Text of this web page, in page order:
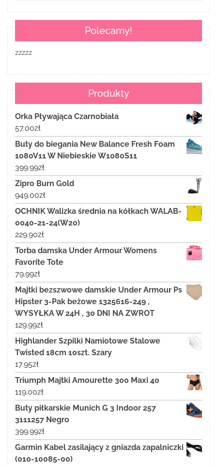
Polecamy!
zzzzz
Produkty
Orka Pływająca Czarnobiała
57.00zł
Buty do biegania New Balance Fresh Foam
1080V11 W Niebieskie W1080S11
399.99zł
Zipro Burn Gold
949.00zł
OCHNIK Walizka średnia na kółkach WALAB-
0040-21-24(W20)
229.90zł
Torba damska Under Armour Womens
Favorite Tote
79.99zł
Majtki bezszwowe damskie Under Armour Ps
Hipster 3-Pak beżowe 1325616-249 ,
WYSYŁKA W 24H , 30 DNI NA ZWROT
129.99zł
Highlander Szpilki Namiotowe Stalowe
Twisted 18cm 10szt. Szary
17.95zł
Triumph Majtki Amourette 300 Maxi 40
119.00zł
Buty piłkarskie Munich G 3 Indoor 257
3111257 Negro
399.99zł
Garmin Kabel zasilający z gniazda zapalniczki
(010-10085-00)